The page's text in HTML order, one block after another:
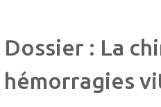
Dossier : La
hémorragies